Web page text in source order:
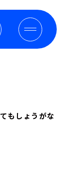
もしょうがな